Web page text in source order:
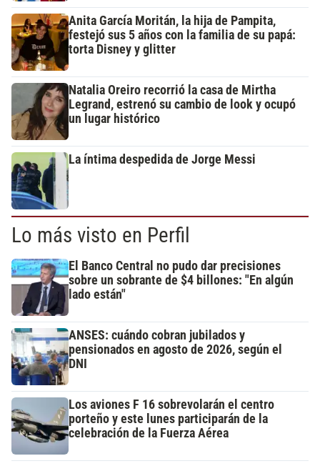
Anita García Moritán, la hija de Pampita,
festejó sus 5 años con la familia de su papá:
torta Disney y glitter
Natalia Oreiro recorrió la casa de Mirtha
Legrand, estrenó su cambio de look y ocupó
un lugar histórico
La íntima despedida de Jorge Messi
Lo más visto en Perfil
El Banco Central no pudo dar precisiones
sobre un sobrante de $4 billones: "En algún
lado están"
ANSES: cuándo cobran jubilados y
pensionados en agosto de 2026, según el
DNI
Los aviones F 16 sobrevolarán el centro
porteño y este lunes participarán de la
celebración de la Fuerza Aérea